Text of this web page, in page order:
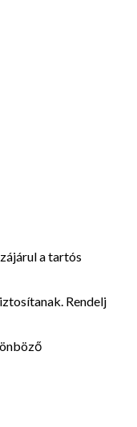
a tartós
Rendelj